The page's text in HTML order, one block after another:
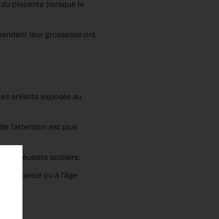
placenta (lorsque le
leur grossesse ont
enfants exposés au
l'attention est plus
de réussite scolaire.
ou à l'âge